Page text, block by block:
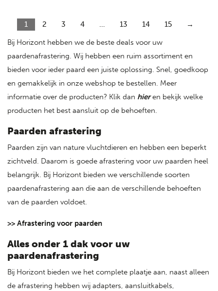
1 2 3 4 … 13 14 15 →
Bij Horizont hebben we de beste deals voor uw
paardenafrastering. Wij hebben een ruim assortiment en
bieden voor ieder paard een juiste oplossing. Snel, goedkoop
en gemakkelijk in onze webshop te bestellen. Meer
informatie over de producten? Klik dan hier en bekijk welke
producten het best aansluit op de behoeften.
Paarden afrastering
Paarden zijn van nature vluchtdieren en hebben een beperkt
zichtveld. Daarom is goede afrastering voor uw paarden heel
belangrijk. Bij Horizont bieden we verschillende soorten
paardenafrastering aan die aan de verschillende behoeften
van de paarden voldoet.
>> Afrastering voor paarden
Alles onder 1 dak voor uw
paardenafrastering
Bij Horizont bieden we het complete plaatje aan, naast alleen
de afrastering hebben wij adapters, aansluitkabels,